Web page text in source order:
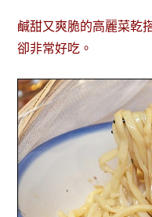
鹹甜又爽脆的高麗菜乾
卻非常好吃。